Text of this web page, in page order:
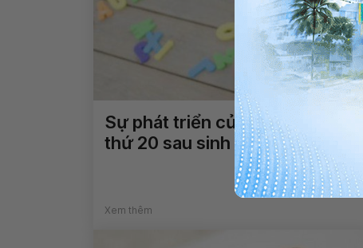
Sự phát triển của trẻ ở tháng
thứ 20 sau sinh
Xem thêm